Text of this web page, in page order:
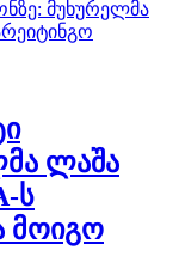
ლაშა
ს
მოიგო